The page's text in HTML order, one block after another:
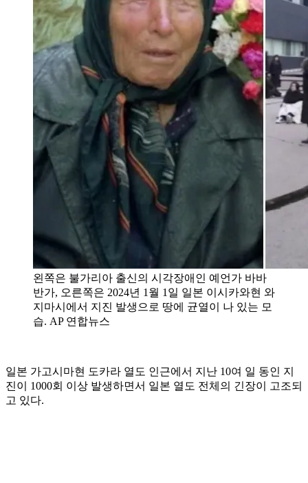
왼쪽은 불가리아 출신의 시각장애인 예언가 바바
반가, 오른쪽은 2024년 1월 1일 일본 이시카와현 와
지마시에서 지진 발생으로 땅에 균열이 나 있는 모
습. AP 연합뉴스
일본 가고시마현 도카라 열도 인근에서 지난 10여 일 동인 지
진이 1000회 이상 발생하면서 일본 열도 전체의 긴장이 고조되
고 있다.